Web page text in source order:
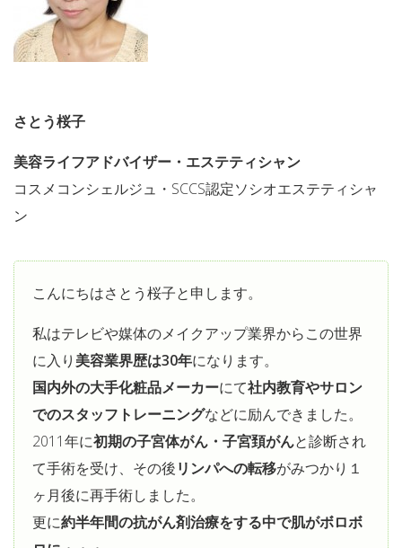
さとう桜子
美容ライフアドバイザー・エステティシャン
コスメコンシェルジュ・SCCS認定ソシオエステティシャ
ン
こんにちはさとう桜子と申します。
私はテレビや媒体のメイクアップ業界からこの世界
に入り 美容業界歴は30年になります。
国内外の大手化粧品メーカーにて社内教育やサロン
でのスタッフトレーニングなどに励んできました。
2011年に初期の子宮体がん・子宮頚がんと診断され
て手術を受け、その後リンパへの転移がみつかり１
ヶ月後に再手術しました。
更に約半年間の抗がん剤治療をする中で肌がボロボ